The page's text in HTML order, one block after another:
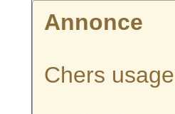
Annonce
Chers